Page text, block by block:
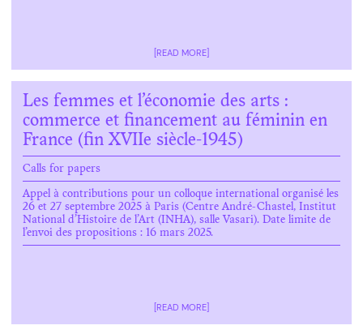
[READ MORE]
Les femmes et l’économie des arts :
commerce et financement au féminin en
France (fin XVIIe siècle-1945)
Calls for papers
Appel à contributions pour un colloque international organisé les
26 et 27 septembre 2025 à Paris (Centre André-Chastel, Institut
National d’Histoire de l’Art (INHA), salle Vasari). Date limite de
l’envoi des propositions : 16 mars 2025.
[READ MORE]